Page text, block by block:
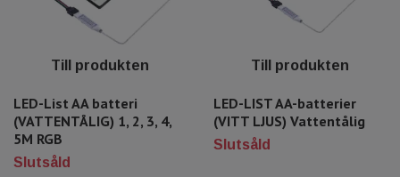
Till produkten
LED-List AA batteri
(VATTENTÅLIG) 1, 2, 3, 4,
5M RGB
Slutsåld
Till produkten
LED-LIST AA-batterier
(VITT LJUS) Vattentålig
Slutsåld